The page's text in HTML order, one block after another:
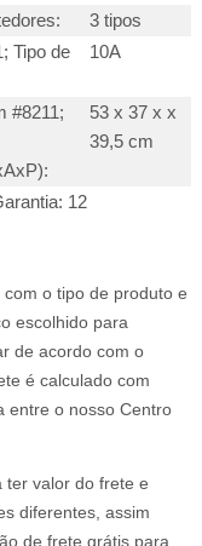
3 tipos
Tipo de
10A
#8211;
53 x 37 x x
39,5 cm
12
o tipo de produto e
escolhido para
de acordo com o
é calculado com
entre o nosso Centro
ter valor do frete e
diferentes, assim
de frete grátis para